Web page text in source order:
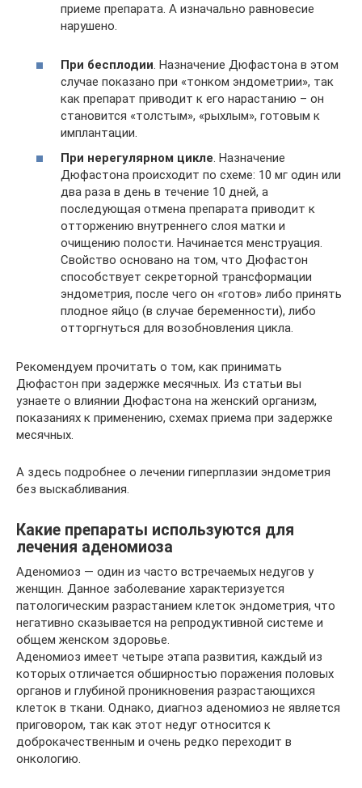
приеме препарата. А изначально равновесие
нарушено.
При бесплодии . Назначение Дюфастона в этом
случае показано при «тонком эндометрии», так
как препарат приводит к его нарастанию – он
становится «толстым», «рыхлым», готовым к
имплантации.
При нерегулярном цикле. Назначение
Дюфастона происходит по схеме: 10 мг один или
два раза в день в течение 10 дней, а
последующая отмена препарата приводит к
отторжению внутреннего слоя матки и
очищению полости. Начинается менструация.
Свойство основано на том, что Дюфастон
способствует секреторной трансформации
эндометрия, после чего он «готов» либо принять
плодное яйцо (в случае беременности), либо
отторгнуться для возобновления цикла.
Рекомендуем прочитать о том, как принимать
Дюфастон при задержке месячных. Из статьи вы
узнаете о влиянии Дюфастона на женский организм,
показаниях к применению, схемах приема при задержке
месячных.
А здесь подробнее о лечении гиперплазии эндометрия
без выскабливания.
Какие препараты используются для
лечения аденомиоза
Аденомиоз — один из часто встречаемых недугов у
женщин. Данное заболевание характеризуется
патологическим разрастанием клеток эндометрия, что
негативно сказывается на репродуктивной системе и
общем женском здоровье.
Аденомиоз имеет четыре этапа развития, каждый из
которых отличается обширностью поражения половых
органов и глубиной проникновения разрастающихся
клеток в ткани. Однако, диагноз аденомиоз не является
приговором, так как этот недуг относится к
доброкачественным и очень редко переходит в
онкологию.